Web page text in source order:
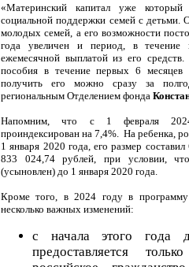
«Материнский капитал уже
социальной поддержки семей с детьми.
молодых семей, а его возможности
года увеличен и период, в течение
ежемесячной выплатой из его средств.
пособия в течение первых 6
получить его можно сразу за
региональным Отделением фонда
Напомним, что с 1 февраля 2024
проиндексирован на 7,4%. На ребенка,
1 января 2020 года, его размер
833 024,74 рублей, при условии,
(усыновлен) до 1 января 2020 года.
Кроме того, в 2024 году в программу
несколько важных изменений:
с начала этого года
предоставляется